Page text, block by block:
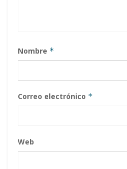
Nombre *
Correo electrónico *
Web